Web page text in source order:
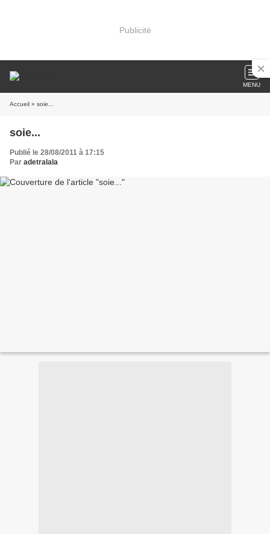
Publicité
MENU
Accueil » soie...
soie...
Publié le 28/08/2011 à 17:15
Par adetralala